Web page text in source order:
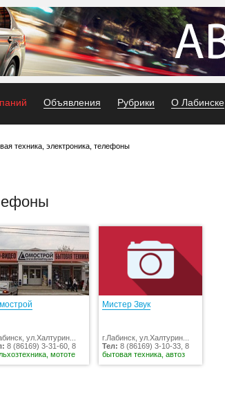
Объявления Рубрики О Лабинске
техника, электроника, телефоны
ул.Халтурин...
8 (86169) 3-31-60, 8
мототе
Мистер Звук
г.Лабинск, ул.Халтурин...
Тел: 8 (86169) 3-10-33, 8
бытовая техника, автоз